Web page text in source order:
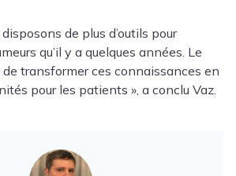
disposons de plus d’outils pour
qu’il y a quelques années. Le
transformer ces connaissances en
pour les patients », a conclu Vaz.